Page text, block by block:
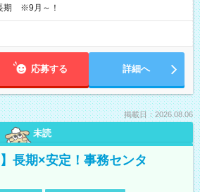
期 ※9月～！
応募する 詳細へ
掲載日：2026.08.06
未読
長期×安定！事務センタ